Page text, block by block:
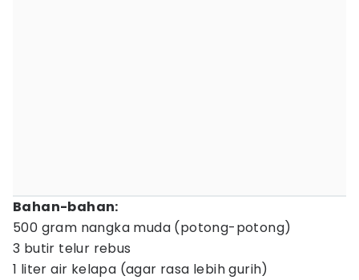
Bahan-bahan:
500 gram nangka muda (potong-potong)
3 butir telur rebus
1 liter air kelapa (agar rasa lebih gurih)